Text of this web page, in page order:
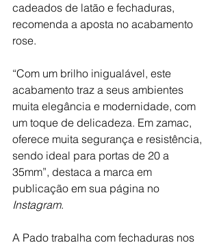
cadeados de latão e fechaduras,
recomenda a aposta no acabamento
rose.
“Com um brilho inigualável, este
acabamento traz a seus ambientes
muita elegância e modernidade, com
um toque de delicadeza. Em zamac,
oferece muita segurança e resistência,
sendo ideal para portas de 20 a
35mm”, destaca a marca em
publicação em sua página no
Instagram.
A Pado trabalha com fechaduras nos